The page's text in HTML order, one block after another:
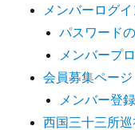
メンバーログイ
パスワード
メンバープ
会員募集ページ
メンバー登録
西国三十三所巡